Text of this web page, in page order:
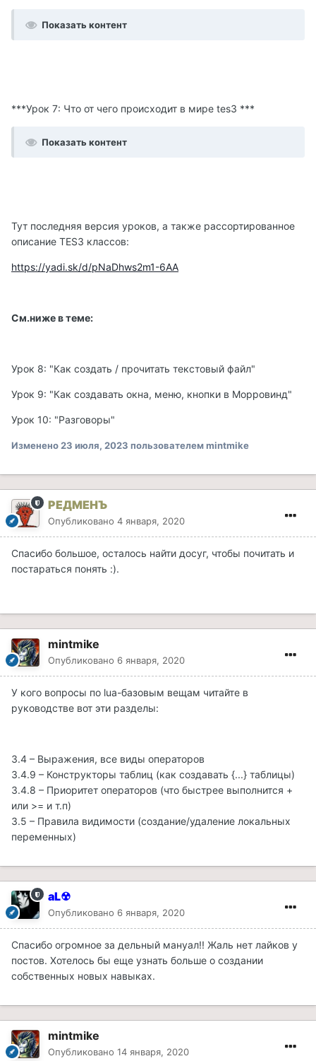
Показать контент
***Урок 7: Что от чего происходит в мире tes3 ***
Показать контент
Тут последняя версия уроков, а также рассортированное
описание TES3 классов:
https://yadi.sk/d/pNaDhws2m1-6AA
См.ниже в теме:
Урок 8: "Как создать / прочитать текстовый файл"
Урок 9: "Как создавать окна, меню, кнопки в Морровинд"
Урок 10: "Разговоры"
Изменено23 июля, 2023 пользователем mintmike
РЕДМЕНЪ
Опубликовано 4 января, 2020
Спасибо большое, осталось найти досуг, чтобы почитать и
постараться понять :).
mintmike
Опубликовано 6 января, 2020
У кого вопросы по lua-базовым вещам читайте в
руководстве вот эти разделы:
3.4 – Выражения, все виды операторов
3.4.9 – Конструкторы таблиц (как создавать {...} таблицы)
3.4.8 – Приоритет операторов (что быстрее выполнится +
или >= и т.п)
3.5 – Правила видимости (создание/удаление локальных
переменных)
aL☢
Опубликовано 6 января, 2020
Спасибо огромное за дельный мануал!! Жаль нет лайков у
постов. Хотелось бы еще узнать больше о создании
собственных новых навыках.
mintmike
Опубликовано 14 января, 2020